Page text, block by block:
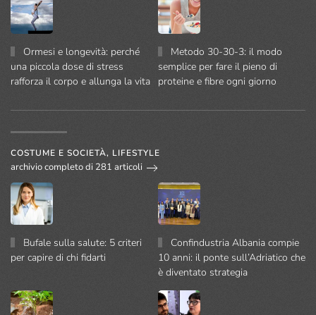
Ormesi e longevità: perché
una piccola dose di stress
rafforza il corpo e allunga la vita
Metodo 30-30-3: il modo
semplice per fare il pieno di
proteine e fibre ogni giorno
COSTUME E SOCIETÀ, LIFESTYLE
archivio completo di 281 articoli
Bufale sulla salute: 5 criteri
per capire di chi fidarti
Confindustria Albania compie
10 anni: il ponte sull’Adriatico che
è diventato strategia